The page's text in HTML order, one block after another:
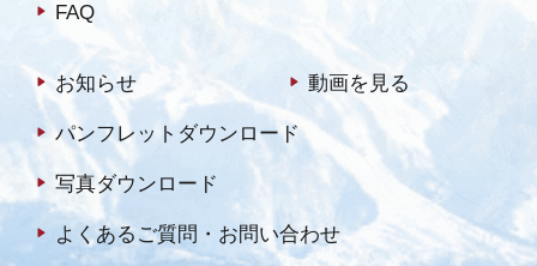
FAQ
お知らせ 動画を見る
パンフレットダウンロード
写真ダウンロード
よくあるご質問・お問い合わせ